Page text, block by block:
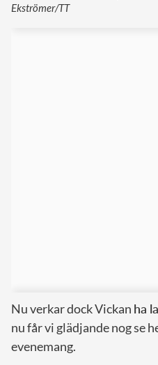
Ekströmer/TT
Nu verkar dock Vickan ha
nu får vi glädjande nog se
evenemang.